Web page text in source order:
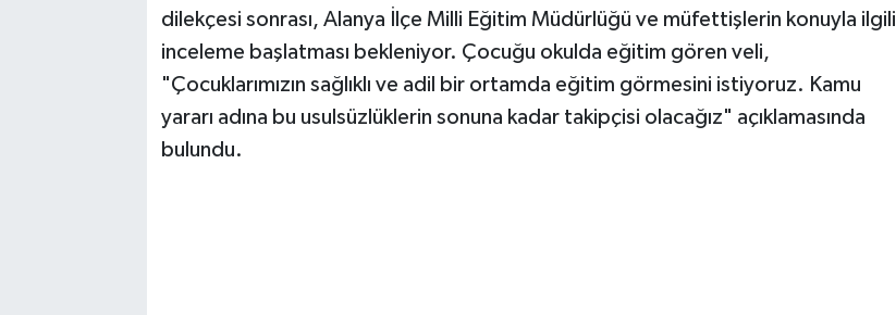
dilekçesi sonrası, Alanya İlçe Milli Eğitim Müdürlüğü ve müfettişlerin konuyla ilgili
inceleme başlatması bekleniyor. Çocuğu okulda eğitim gören veli,
"Çocuklarımızın sağlıklı ve adil bir ortamda eğitim görmesini istiyoruz. Kamu
yararı adına bu usulsüzlüklerin sonuna kadar takipçisi olacağız" açıklamasında
bulundu.